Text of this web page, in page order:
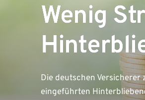
Wenig
Die deutschen
eingeführten